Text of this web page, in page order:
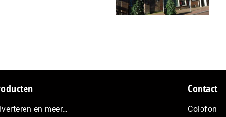
en meer…
Contact
Colofon